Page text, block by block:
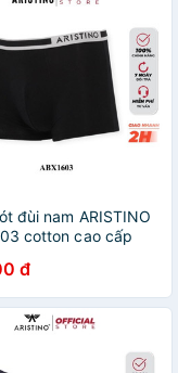
đùi nam ARISTINO
cotton cao cấp
mịn siêu thoáng
diệt khuẩn
đ